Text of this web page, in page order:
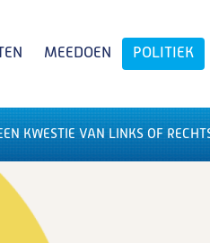
MEEDOEN POLITIEK
KWESTIE VAN LINKS OF